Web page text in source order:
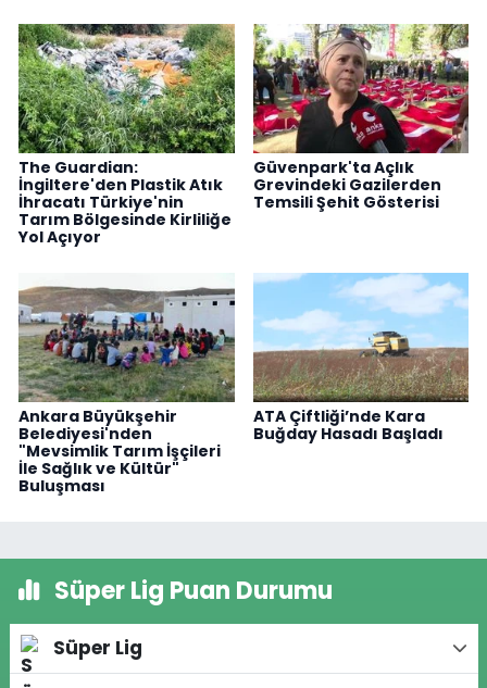
The Guardian:
İngiltere'den Plastik Atık
İhracatı Türkiye'nin
Tarım Bölgesinde Kirliliğe
Yol Açıyor
Güvenpark'ta Açlık
Grevindeki Gazilerden
Temsili Şehit Gösterisi
Ankara Büyükşehir
Belediyesi'nden
"Mevsimlik Tarım İşçileri
İle Sağlık ve Kültür"
Buluşması
ATA Çiftliği’nde Kara
Buğday Hasadı Başladı
Süper Lig Puan Durumu
Süper Lig